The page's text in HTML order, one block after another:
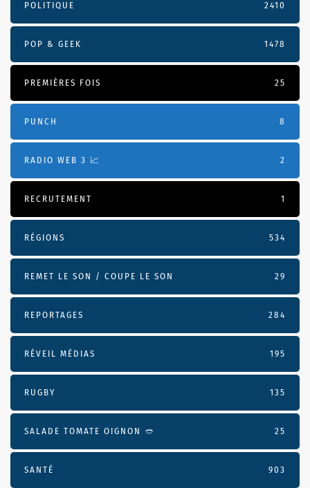
POLITIQUE 2410
POP & GEEK 1478
PREMIÈRES FOIS 25
PUNCH 8
RADIO WEB 3 📈 2
RECRUTEMENT 1
RÉGIONS 534
REMET LE SON / COUPE LE SON 29
REPORTAGES 284
RÉVEIL MÉDIAS 195
RUGBY 135
SALADE TOMATE OIGNON 🥙 25
SANTÉ 903